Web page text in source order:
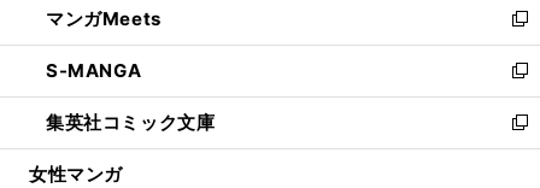
く
で
開
く
ド
ウ
で
開
く
ィ
ン
ド
ウ
で
開
い
ウ
ィ
ン
ド
ウ
マンガMeets
新
し
い
ウ
ィ
ン
S-MANGA
新
し
い
ウ
集英社コミック文庫
新
し
女性マンガ